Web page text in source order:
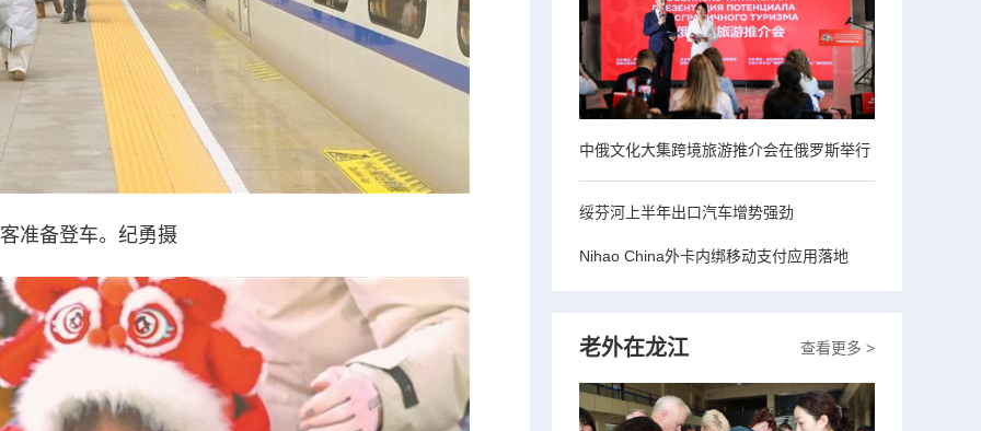
准备登车。纪勇摄
中俄文化大集跨境旅游推介会在俄罗斯举行
绥芬河上半年出口汽车增势强劲
Nihao China外卡内绑移动支付应用落地
查看更多 >
老外在龙江